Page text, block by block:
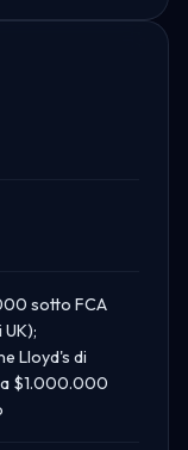
sotto FCA
UK);
Lloyd's di
$1.000.000